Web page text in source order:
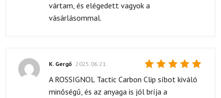
vártam, és elégedett vagyok a
vásárlásommal.
Értékelés:
/ 5
K. Gergő 2025.06.21.
A ROSSIGNOL Tactic Carbon Clip síbot kiváló
minőségű, és az anyaga is jól bríja a